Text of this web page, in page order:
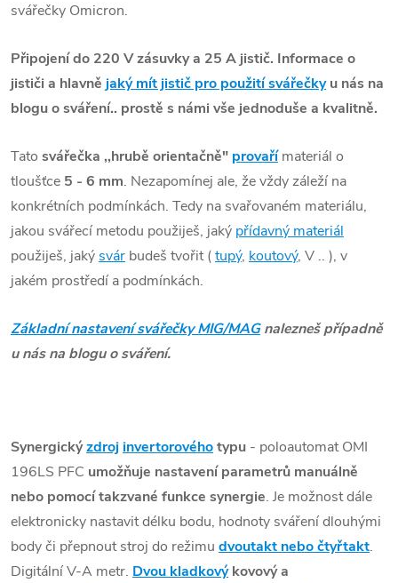
svářečky Omicron.
Připojení do 220 V zásuvky a 25 A jistič. Informace o
jističi a hlavně jaký mít jistič pro použití svářečkyu nás na
blogu o sváření.. prostě s námi vše jednoduše a kvalitně.
Tato svářečka ,,hrubě orientačně" provařímateriál o
tloušťce 5 - 6 mm. Nezapomínej ale, že vždy záleží na
konkrétních podmínkách. Tedy na svařovaném materiálu,
jakou svářecí metodu použiješ, jaký přídavný materiál
použiješ, jakýsvár budeš tvořit (tupý, koutový, V .. ), v
jakém prostředí a podmínkách.
Základní nastavení svářečky MIG/MAGnalezneš případně
u nás na blogu o sváření.
Synergickýzdroj invertorovéhotypu - poloautomat OMI
196LS PFC umožňuje nastavení parametrů manuálně
nebo pomocí takzvané funkce synergie. Je možnost dále
elektronicky nastavit délku bodu, hodnoty sváření dlouhými
body či přepnout stroj do režimu dvoutakt nebo čtyřtakt.
Digitální V-A metr. Dvou kladkovýkovový a